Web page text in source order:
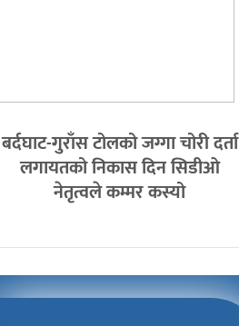
बर्दघाट-गुराँस टोलको जग्गा चोरी दर्ता
लगायतको निकास दिन सिडीओ
नेतृत्वले कम्मर कस्यो